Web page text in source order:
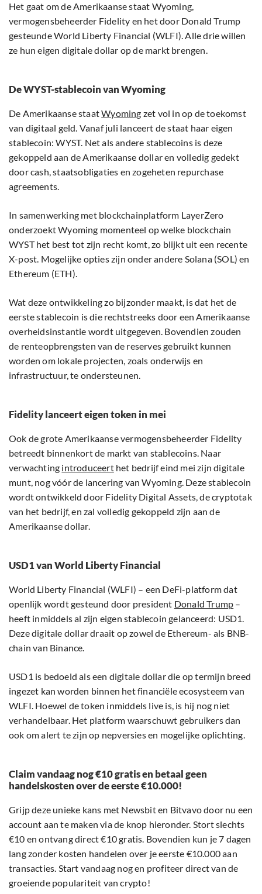
Het gaat om de Amerikaanse staat Wyoming,
vermogensbeheerder Fidelity en het door Donald Trump
gesteunde World Liberty Financial (WLFI). Alle drie willen
ze hun eigen digitale dollar op de markt brengen.
De WYST-stablecoin van Wyoming
De Amerikaanse staatWyoming zet vol in op de toekomst
van digitaal geld. Vanaf juli lanceert de staat haar eigen
stablecoin: WYST. Net als andere stablecoins is deze
gekoppeld aan de Amerikaanse dollar en volledig gedekt
door cash, staatsobligaties en zogeheten repurchase
agreements.
In samenwerking met blockchainplatform LayerZero
onderzoekt Wyoming momenteel op welke blockchain
WYST het best tot zijn recht komt, zo blijkt uit een recente
X-post. Mogelijke opties zijn onder andere Solana (SOL) en
Ethereum (ETH).
Wat deze ontwikkeling zo bijzonder maakt, is dat het de
eerste stablecoin is die rechtstreeks door een Amerikaanse
overheidsinstantie wordt uitgegeven. Bovendien zouden
de renteopbrengsten van de reserves gebruikt kunnen
worden om lokale projecten, zoals onderwijs en
infrastructuur, te ondersteunen.
Fidelity lanceert eigen token in mei
Ook de grote Amerikaanse vermogensbeheerder Fidelity
betreedt binnenkort de markt van stablecoins. Naar
verwachting introduceerthet bedrijf eind mei zijn digitale
munt, nog vóór de lancering van Wyoming. Deze stablecoin
wordt ontwikkeld door Fidelity Digital Assets, de cryptotak
van het bedrijf, en zal volledig gekoppeld zijn aan de
Amerikaanse dollar.
USD1 van World Liberty Financial
World Liberty Financial (WLFI) – een DeFi-platform dat
openlijk wordt gesteund door president Donald Trump –
heeft inmiddels al zijn eigen stablecoin gelanceerd: USD1.
Deze digitale dollar draait op zowel de Ethereum- als BNB-
chain van Binance.
USD1 is bedoeld als een digitale dollar die op termijn breed
ingezet kan worden binnen het financiële ecosysteem van
WLFI. Hoewel de token inmiddels live is, is hij nog niet
verhandelbaar. Het platform waarschuwt gebruikers dan
ook om alert te zijn op nepversies en mogelijke oplichting.
Claim vandaag nog €10 gratis en betaal geen
handelskosten over de eerste €10.000!
Grijp deze unieke kans met Newsbit en Bitvavo door nu een
account aan te maken via de knop hieronder. Stort slechts
€10 en ontvang direct €10 gratis. Bovendien kun je 7 dagen
lang zonder kosten handelen over je eerste €10.000 aan
transacties. Start vandaag nog en profiteer direct van de
groeiende populariteit van crypto!